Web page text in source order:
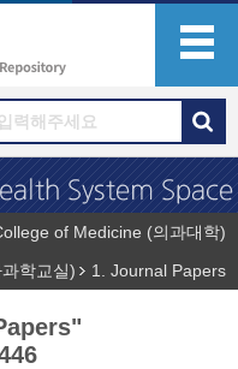
of Medicine (의과대학)
학교실)
1. Journal Papers